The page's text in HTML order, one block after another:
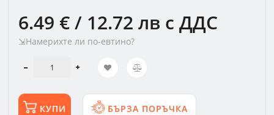
6.49 € / 12.72 лв с ДДС
⇲Намерихте ли по-евтино?
КУПИ БЪРЗА ПОРЪЧКА